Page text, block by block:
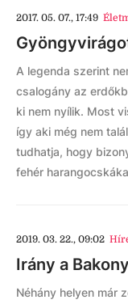
2017. 05. 07., 17:49
A legenda szerint
csalogány az
ki nem nyílik. Most
így aki még nem
tudhatja, hogy
fehér
2019. 03. 22., 09:02
Irány a
Néhány helyen már